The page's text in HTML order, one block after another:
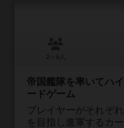
帝国艦隊を率いてハ
ードゲーム
プレイヤーがそれぞ
を目指し進軍するカ